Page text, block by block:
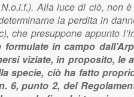
Alla luce di ciò, non
la perdita in
che presuppone appunto
formulate in campo
viziate, in proposito, le
specie, ciò ha fatto
6, punto 2, del